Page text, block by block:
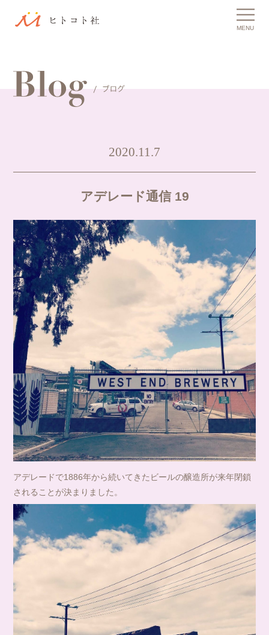
MENU
2020.11.7
アデレード通信 19
アデレードで1886年から続いてきたビールの醸造所が来年閉鎖
されることが決まりました。